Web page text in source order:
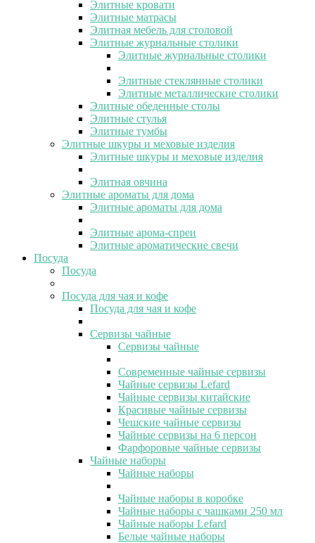
Элитные кровати
Элитные матрасы
Элитная мебель для столовой
Элитные журнальные столики
Элитные журнальные столики
Элитные стеклянные столики
Элитные металлические столики
Элитные обеденные столы
Элитные стулья
Элитные тумбы
Элитные шкуры и меховые изделия
Элитные шкуры и меховые изделия
Элитная овчина
Элитные ароматы для дома
Элитные ароматы для дома
Элитные арома-спреи
Элитные ароматические свечи
Посуда
Посуда
Посуда для чая и кофе
Посуда для чая и кофе
Сервизы чайные
Сервизы чайные
Современные чайные сервизы
Чайные сервизы Lefard
Чайные сервизы китайские
Красивые чайные сервизы
Чешские чайные сервизы
Чайные сервизы на 6 персон
Фарфоровые чайные сервизы
Чайные наборы
Чайные наборы
Чайные наборы в коробке
Чайные наборы с чашками 250 мл
Чайные наборы Lefard
Белые чайные наборы